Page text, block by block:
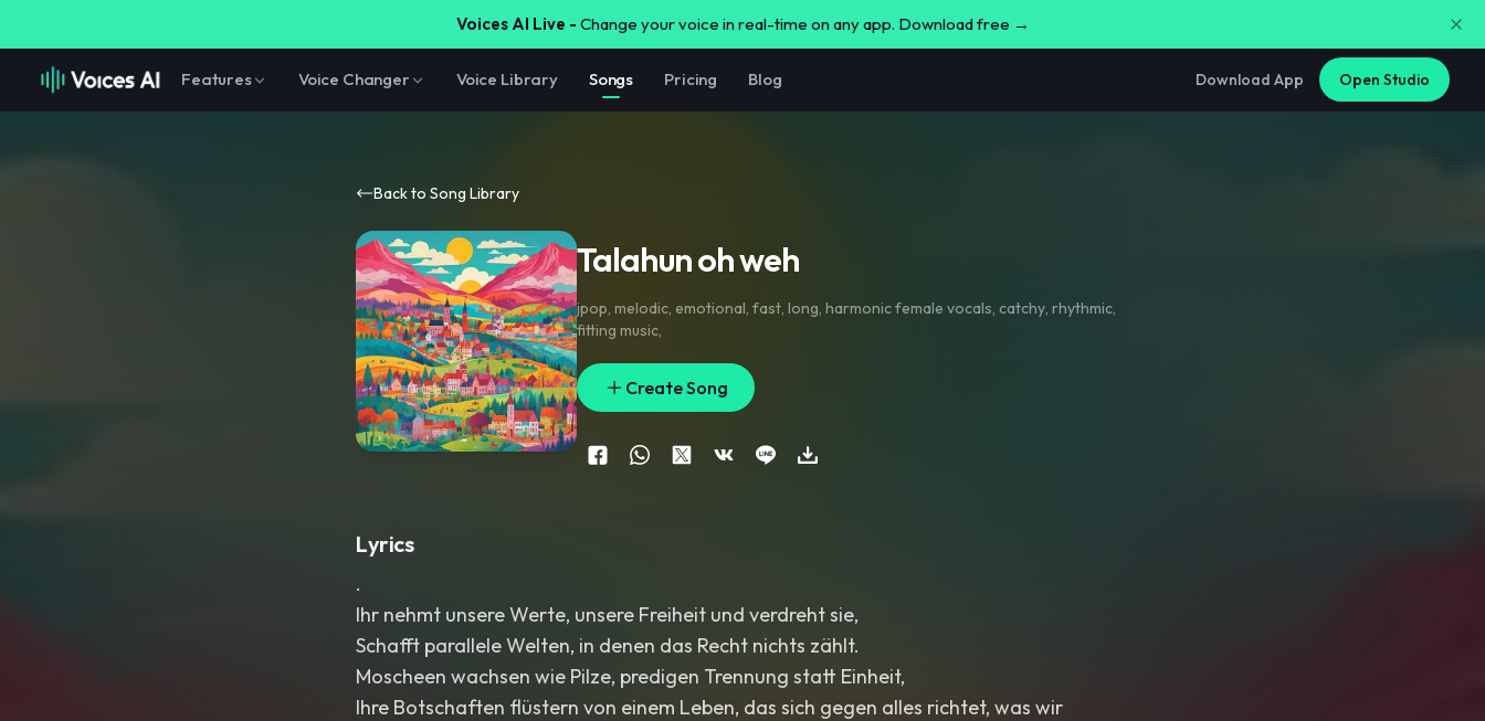
Voices AI Live - Change your voice in real-time on any app. Download free →
Features Voice Changer Voice Library Songs Pricing Blog Download App Open Studio
Back to Song Library
Talahun oh weh
jpop, melodic, emotional, fast, long, harmonic female vocals, catchy, rhythmic,
fitting music,
Create Song
Lyrics
.
Ihr nehmt unsere Werte, unsere Freiheit und verdreht sie,
Schafft parallele Welten, in denen das Recht nichts zählt.
Moscheen wachsen wie Pilze, predigen Trennung statt Einheit,
Ihre Botschaften flüstern von einem Leben, das sich gegen alles richtet, was wir